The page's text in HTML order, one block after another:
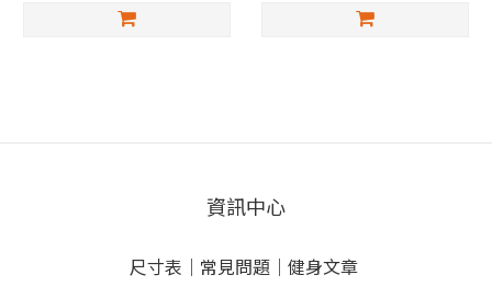
資訊中心
尺寸表 ｜ 常見問題 ｜ 健身文章